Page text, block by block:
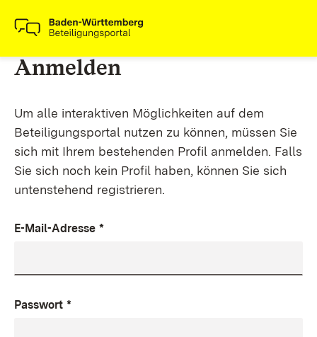
Anmelden
Um alle interaktiven Möglichkeiten auf dem
Beteiligungsportal nutzen zu können, müssen Sie
sich mit Ihrem bestehenden Profil anmelden. Falls
Sie sich noch kein Profil haben, können Sie sich
untenstehend registrieren.
E-Mail-Adresse *
Passwort *